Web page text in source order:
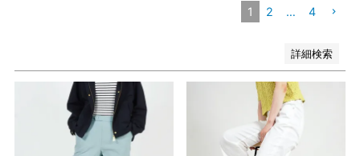
1 2 … 4
詳細検索